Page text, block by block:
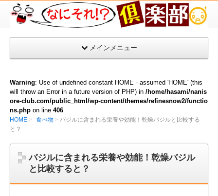
な
そ
部
メインメニュー
Warning: Use of undefined constant HOME - assumed 'HOME' (this
will throw an Error in a future version of PHP) in /home/hasami/nanis
ore-club.com/public_html/wp-content/themes/refinesnow2/functio
ns.php on line 406
HOME 食べ物
バジルに含まれる栄養や効能！乾燥バジルと比較する
と？
バジルに含まれる栄養や効能！乾燥バジル
と比較すると？